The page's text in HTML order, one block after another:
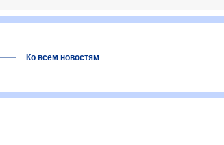
Ко всем новостям